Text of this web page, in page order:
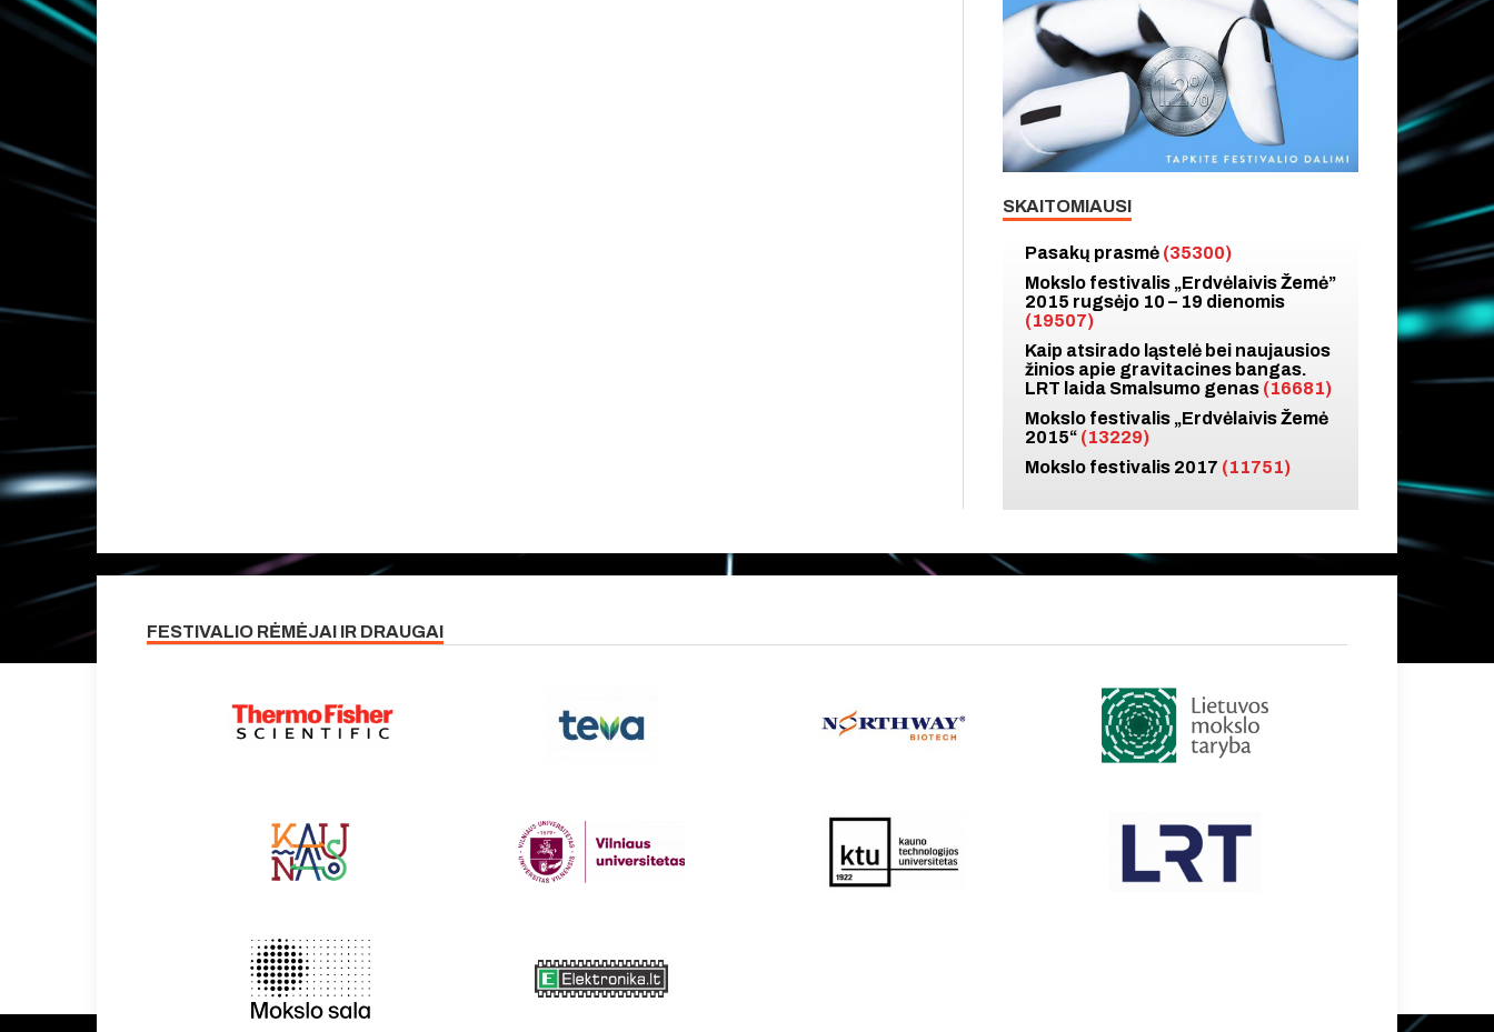
SKAITOMIAUSI
Pasakų prasmė (35300)
Mokslo festivalis „Erdvėlaivis Žemė”
2015 rugsėjo 10 – 19 dienomis
(19507)
Kaip atsirado ląstelė bei naujausios
žinios apie gravitacines bangas.
LRT laida Smalsumo genas (16681)
Mokslo festivalis „Erdvėlaivis Žemė
2015“ (13229)
Mokslo festivalis 2017 (11751)
FESTIVALIO RĖMĖJAI IR DRAUGAI